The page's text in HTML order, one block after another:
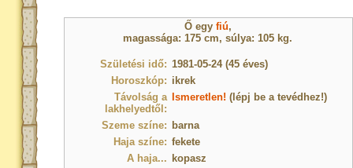
Ő egy fiú,
magassága: 175 cm, súlya: 105 kg.
Születési idő: 1981-05-24 (45 éves)
Horoszkóp: ikrek
Távolság a
lakhelyedtől:
Ismeretlen! (lépj be a tevédhez!)
Szeme színe: barna
Haja színe: fekete
A haja... kopasz